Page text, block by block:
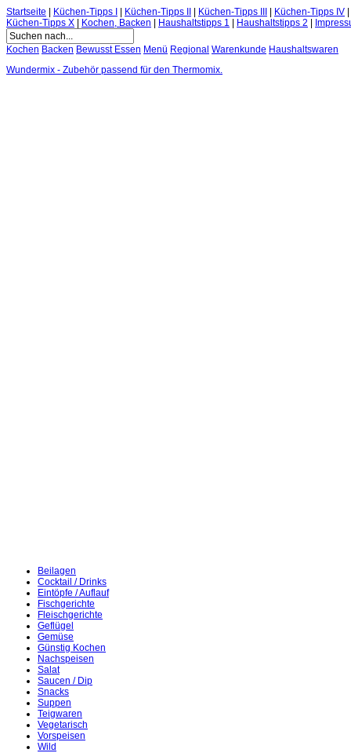
Startseite Küchen-Tipps I Küchen-Tipps II Küchen-Tipps III Küchen-Tipps IV
Küchen-Tipps X
Kochen, Backen Haushaltstipps 1 Haushaltstipps 2
Kochen Backen Bewusst Essen Menü Regional Warenkunde Haushaltswaren
Wundermix - Zubehör passend für den Thermomix.
Beilagen
Cocktail / Drinks
Eintöpfe / Auflauf
Fischgerichte
Fleischgerichte
Geflügel
Gemüse
Günstig Kochen
Nachspeisen
Salat
Saucen / Dip
Snacks
Suppen
Teigwaren
Vegetarisch
Vorspeisen
Wild